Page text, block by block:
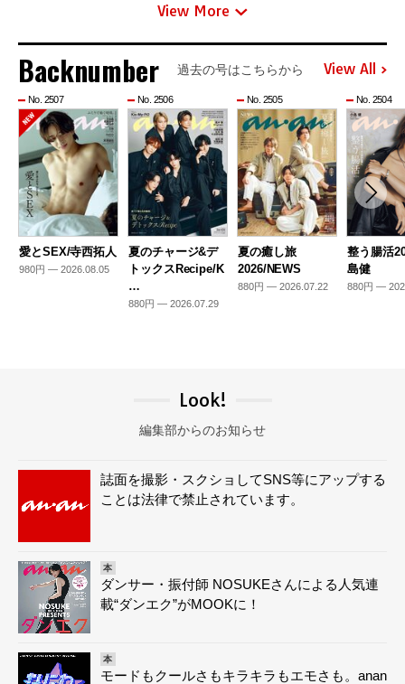
View More
Backnumber 過去の号はこちらから View All
No. 2507
愛とSEX/寺西拓人
980円 — 2026.08.05
No. 2506
夏のチャージ&デ
トックスRecipe/K
…
880円 — 2026.07.29
No. 2505
夏の癒し旅
2026/NEWS
880円 — 2026.07.22
No. 2504
整う腸活
島健
880円 —
Look!
編集部からのお知らせ
誌面を撮影・スクショしてSNS等にアップする
ことは法律で禁止されています。
本
ダンサー・振付師 NOSUKEさんによる人気連
載“ダンエク”がMOOKに！
本
モードもクールさもキラキラもエモさも。anan